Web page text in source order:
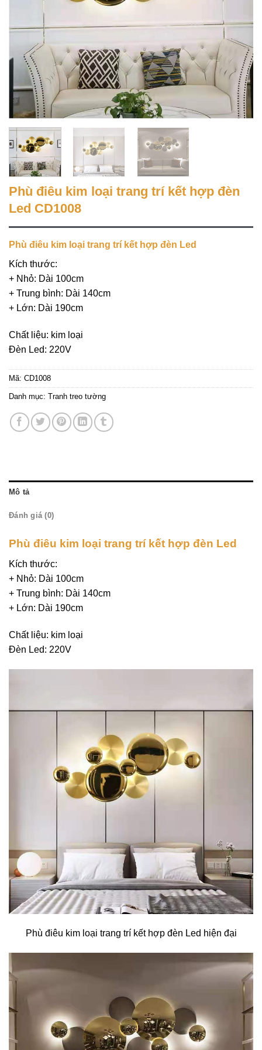
Phù điêu kim loại trang trí kết hợp đèn
Led CD1008
Phù điêu kim loại trang trí kết hợp đèn Led
Kích thước:
+ Nhỏ: Dài 100cm
+ Trung bình: Dài 140cm
+ Lớn: Dài 190cm
Chất liệu: kim loại
Đèn Led: 220V
Mã: CD1008
Danh mục: Tranh treo tường
Mô tả
Đánh giá (0)
Phù điêu kim loại trang trí kết hợp đèn Led
Kích thước:
+ Nhỏ: Dài 100cm
+ Trung bình: Dài 140cm
+ Lớn: Dài 190cm
Chất liệu: kim loại
Đèn Led: 220V
Phù điêu kim loại trang trí kết hợp đèn Led hiện đại